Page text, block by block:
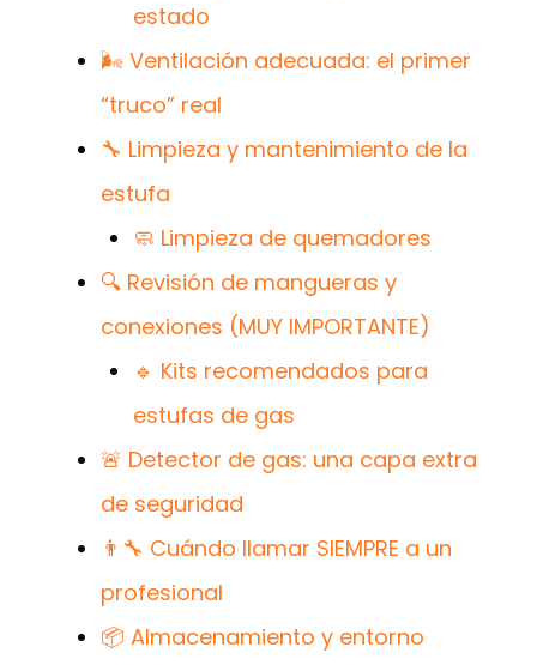
estado
🌬️ Ventilación adecuada: el primer
“truco” real
🔧 Limpieza y mantenimiento de la
estufa
🧼 Limpieza de quemadores
🔍 Revisión de mangueras y
conexiones (MUY IMPORTANTE)
🔹 Kits recomendados para
estufas de gas
🚨 Detector de gas: una capa extra
de seguridad
👨‍🔧 Cuándo llamar SIEMPRE a un
profesional
📦 Almacenamiento y entorno